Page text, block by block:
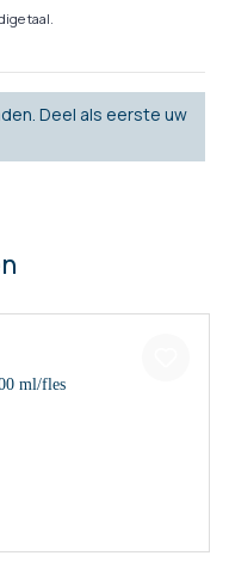
taal.
Deel als eerste uw